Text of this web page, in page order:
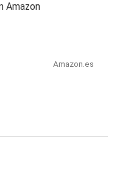
Amazon
Amazon.es